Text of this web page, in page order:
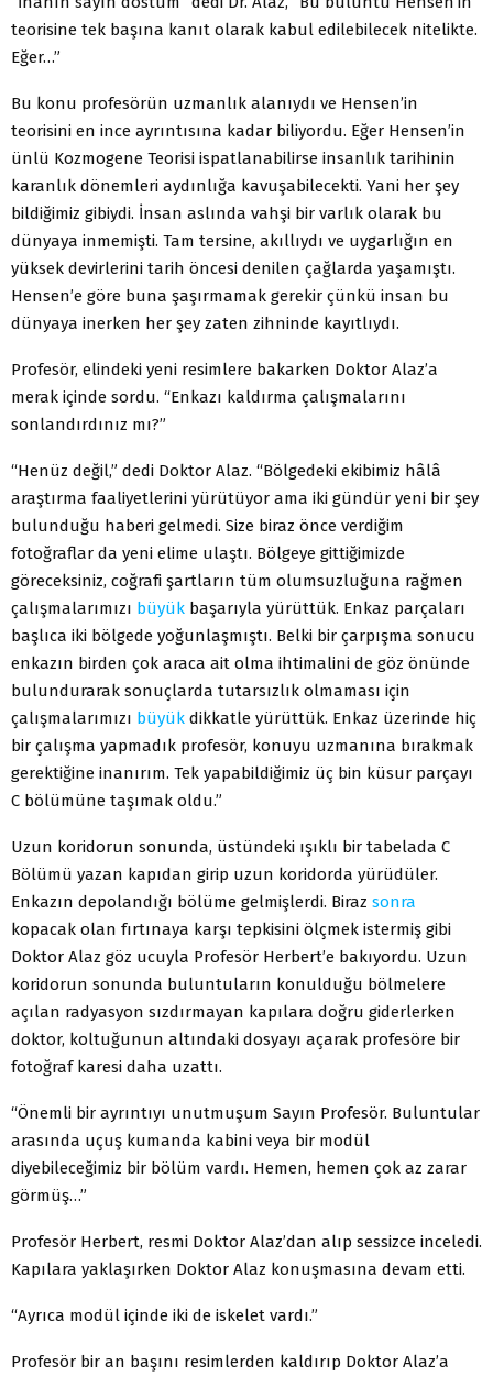
teorisine tek başına kanıt olarak kabul edilebilecek nitelikte.
Eğer…”
Bu konu profesörün uzmanlık alanıydı ve Hensen’in
teorisini en ince ayrıntısına kadar biliyordu. Eğer Hensen’in
ünlü Kozmogene Teorisi ispatlanabilirse insanlık tarihinin
karanlık dönemleri aydınlığa kavuşabilecekti. Yani her şey
bildiğimiz gibiydi. İnsan aslında vahşi bir varlık olarak bu
dünyaya inmemişti. Tam tersine, akıllıydı ve uygarlığın en
yüksek devirlerini tarih öncesi denilen çağlarda yaşamıştı.
Hensen’e göre buna şaşırmamak gerekir çünkü insan bu
dünyaya inerken her şey zaten zihninde kayıtlıydı.
Profesör, elindeki yeni resimlere bakarken Doktor Alaz’a
merak içinde sordu. “Enkazı kaldırma çalışmalarını
sonlandırdınız mı?”
“Henüz değil,” dedi Doktor Alaz. “Bölgedeki ekibimiz hâlâ
araştırma faaliyetlerini yürütüyor ama iki gündür yeni bir şey
bulunduğu haberi gelmedi. Size biraz önce verdiğim
fotoğraflar da yeni elime ulaştı. Bölgeye gittiğimizde
göreceksiniz, coğrafi şartların tüm olumsuzluğuna rağmen
çalışmalarımızı büyük başarıyla yürüttük. Enkaz parçaları
başlıca iki bölgede yoğunlaşmıştı. Belki bir çarpışma sonucu
enkazın birden çok araca ait olma ihtimalini de göz önünde
bulundurarak sonuçlarda tutarsızlık olmaması için
çalışmalarımızı büyük dikkatle yürüttük. Enkaz üzerinde hiç
bir çalışma yapmadık profesör, konuyu uzmanına bırakmak
gerektiğine inanırım. Tek yapabildiğimiz üç bin küsur parçayı
C bölümüne taşımak oldu.”
Uzun koridorun sonunda, üstündeki ışıklı bir tabelada C
Bölümü yazan kapıdan girip uzun koridorda yürüdüler.
Enkazın depolandığı bölüme gelmişlerdi. Biraz sonra
kopacak olan fırtınaya karşı tepkisini ölçmek istermiş gibi
Doktor Alaz göz ucuyla Profesör Herbert’e bakıyordu. Uzun
koridorun sonunda buluntuların konulduğu bölmelere
açılan radyasyon sızdırmayan kapılara doğru giderlerken
doktor, koltuğunun altındaki dosyayı açarak profesöre bir
fotoğraf karesi daha uzattı.
“Önemli bir ayrıntıyı unutmuşum Sayın Profesör. Buluntular
arasında uçuş kumanda kabini veya bir modül
diyebileceğimiz bir bölüm vardı. Hemen, hemen çok az zarar
görmüş…”
Profesör Herbert, resmi Doktor Alaz’dan alıp sessizce inceledi.
Kapılara yaklaşırken Doktor Alaz konuşmasına devam etti.
“Ayrıca modül içinde iki de iskelet vardı.”
Profesör bir an başını resimlerden kaldırıp Doktor Alaz’a